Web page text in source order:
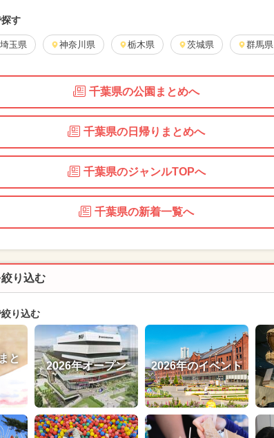
す
埼玉県 神奈川県 栃木県 茨城県 群馬県
千葉県の公園まとめへ
千葉県の日帰りまとめへ
千葉県のジャンルTOPへ
千葉県の新着一覧へ
り込む
り込む
と
2026年オープン 2026年のイベント